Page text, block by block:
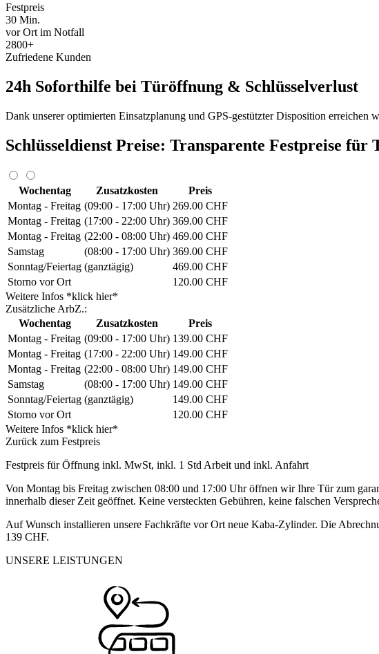
Festpreis
30 Min.
vor Ort im Notfall
2800+
Zufriedene Kunden
24h Soforthilfe bei Türöffnung & Schlüsselverlust
Dank unserer optimierten Einsatzplanung und GPS-gestützter Disposition
Schlüsseldienst Preise: Transparente Festpreise
Wochentag Zusatzkosten
Preis
Montag - Freitag (09:00 - 17:00 Uhr) 269.00 CHF
Montag - Freitag (17:00 - 22:00 Uhr) 369.00 CHF
Montag - Freitag (22:00 - 08:00 Uhr) 469.00 CHF
Samstag
(08:00 - 17:00 Uhr) 369.00 CHF
Sonntag/Feiertag (ganztägig)
469.00 CHF
Storno vor Ort
120.00 CHF
Weitere Infos *klick hier*
Zusätzliche ArbZ.:
Wochentag
Zusatzkosten
Preis
Montag - Freitag (09:00 - 17:00 Uhr) 139.00 CHF
Montag - Freitag (17:00 - 22:00 Uhr) 149.00 CHF
Montag - Freitag (22:00 - 08:00 Uhr) 149.00 CHF
Samstag
(08:00 - 17:00 Uhr) 149.00 CHF
Sonntag/Feiertag (ganztägig)
149.00 CHF
Storno vor Ort
120.00 CHF
Weitere Infos *klick hier*
Zurück zum Festpreis
Festpreis für Öffnung inkl. MwSt, inkl. 1 Std Arbeit und inkl. Anfahrt
Von Montag bis Freitag zwischen 08:00 und 17:00 Uhr öffnen wir Ihre Tür zum
innerhalb dieser Zeit geöffnet. Keine versteckten Gebühren, keine falschen
Auf Wunsch installieren unsere Fachkräfte vor Ort neue Kaba-Zylinder. Die
139 CHF.
UNSERE LEISTUNGEN